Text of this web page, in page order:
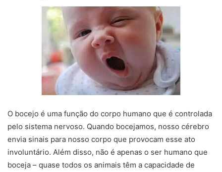
O bocejo é uma função do corpo humano que é controlada
pelo sistema nervoso. Quando bocejamos, nosso cérebro
envia sinais para nosso corpo que provocam esse ato
involuntário. Além disso, não é apenas o ser humano que
boceja – quase todos os animais têm a capacidade de